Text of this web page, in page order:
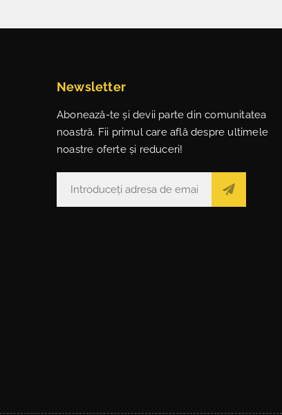
Newsletter
Abonează-te și devii parte din comunitatea
noastră. Fii primul care află despre ultimele
noastre oferte și reduceri!